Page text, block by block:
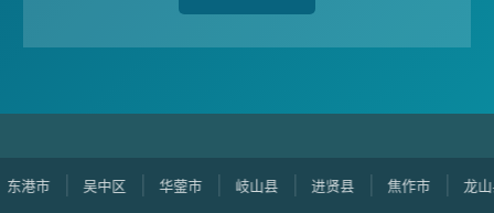
吴中区 华蓥市 岐山县 进贤县 焦作市 龙山县